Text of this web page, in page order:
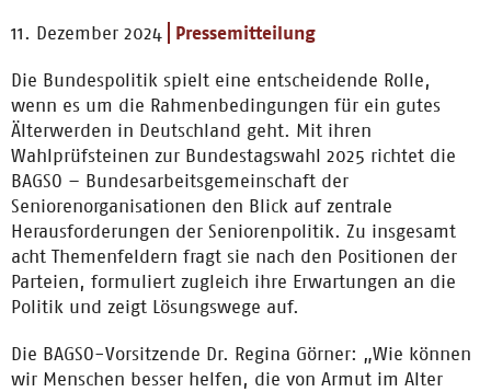
11. Dezember 2024 Pressemitteilung
Die Bundespolitik spielt eine entscheidende Rolle,
wenn es um die Rahmenbedingungen für ein gutes
Älterwerden in Deutschland geht. Mit ihren
Wahlprüfsteinen zur Bundestagswahl 2025 richtet die
BAGSO – Bundesarbeitsgemeinschaft der
Seniorenorganisationen den Blick auf zentrale
Herausforderungen der Seniorenpolitik. Zu insgesamt
acht Themenfeldern fragt sie nach den Positionen der
Parteien, formuliert zugleich ihre Erwartungen an die
Politik und zeigt Lösungswege auf.
Die BAGSO-Vorsitzende Dr. Regina Görner: „Wie können
wir Menschen besser helfen, die von Armut im Alter